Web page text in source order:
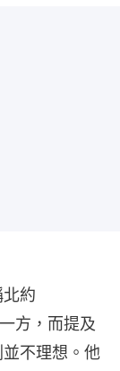
約
方，而提及
不理想。他